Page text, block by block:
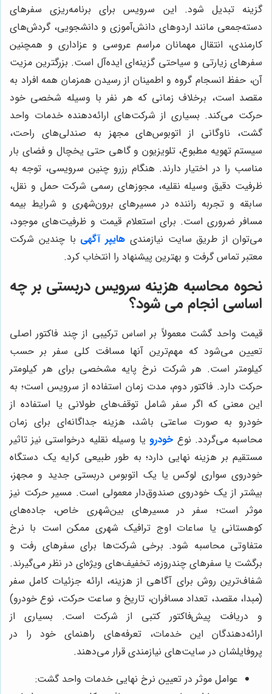
گزینه تبدیل شود. این سرویس برای برنامه‌ریزی سفرهای
دسته‌جمعی مانند اردوهای دانش‌آموزی و دانشجویی، گردش‌های
کارمندی، انتقال مهمانان مراسم عروسی و عزاداری و همچنین
سفرهای زیارتی و سیاحتی گزینه‌ای ایده‌آل است. بزرگترین مزیت
آن، حفظ انسجام گروه و اطمینان از رسیدن همزمان همه افراد به
مقصد است، برخلاف زمانی که هر نفر با وسیله شخصی خود
حرکت می‌کند. بسیاری از شرکت‌های ارائه‌دهنده خدمات واحد
گشت، ناوگانی از اتوبوس‌های مجهز به صندلی‌های راحت،
سیستم تهویه مطبوع، تلویزیون و گاهی حتی یخچال و فضای بار
مناسب را در اختیار دارند. هنگام رزرو چنین سرویسی، توجه به
ظرفیت دقیق وسیله نقلیه، مجوزهای رسمی شرکت حمل و نقل،
سابقه و تجربه راننده در مسیرهای برون‌شهری و شرایط بیمه
مسافر ضروری است. برای استعلام قیمت و ظرفیت‌های موجود،
می‌توان از طریق سایت نیازمندی هایپر آگهی با چندین شرکت
معتبر تماس گرفت و بهترین پیشنهاد را انتخاب کرد.
نحوه محاسبه هزینه سرویس دربستی بر چه
اساسی انجام می شود؟
قیمت واحد گشت معمولاً بر اساس ترکیبی از چند فاکتور اصلی
تعیین می‌شود که مهم‌ترین آنها مسافت کلی سفر بر حسب
کیلومتر است. هر شرکت نرخ پایه مشخصی برای هر کیلومتر
حرکت دارد. فاکتور دوم، مدت زمان استفاده از سرویس است؛ به
این معنی که اگر سفر شامل توقف‌های طولانی یا استفاده از
خودرو به صورت ساعتی باشد، هزینه جداگانه‌ای برای زمان
محاسبه می‌گردد. نوع خودرویا وسیله نقلیه درخواستی نیز تاثیر
مستقیم بر هزینه نهایی دارد؛ به طور طبیعی کرایه یک دستگاه
خودروی سواری لوکس یا یک اتوبوس دربستی جدید و مجهز،
بیشتر از یک خودروی صندوق‌دار معمولی است. مسیر حرکت نیز
موثر است؛ سفر در مسیرهای بین‌شهری خاص، جاده‌های
کوهستانی یا ساعات اوج ترافیک شهری ممکن است با نرخ
متفاوتی محاسبه شود. برخی شرکت‌ها برای سفرهای رفت و
برگشت یا سفرهای چندروزه، تخفیف‌های ویژه‌ای در نظر می‌گیرند.
شفاف‌ترین روش برای آگاهی از هزینه، ارائه جزئیات کامل سفر
(مبدا، مقصد، تعداد مسافران، تاریخ و ساعت حرکت، نوع خودرو)
و دریافت پیش‌فاکتور کتبی از شرکت است. بسیاری از
ارائه‌دهندگان این خدمات، تعرفه‌های راهنمای خود را در
پروفایلشان در سایت‌های نیازمندی قرار می‌دهند.
عوامل موثر در تعیین نرخ نهایی خدمات واحد گشت: